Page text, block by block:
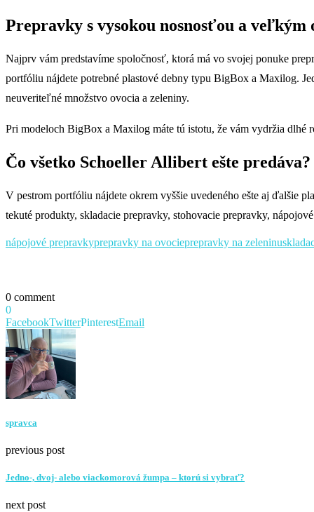
Prepravky s vysokou nosnosťou a veľkým
Najprv vám predstavíme spoločnosť, ktorá má vo svojej ponuke
portfóliu nájdete potrebné plastové debny typu BigBox a Maxilog.
neuveriteľné množstvo ovocia a zeleniny.
Pri modeloch BigBox a Maxilog máte tú istotu, že vám vydržia dlhé
Čo všetko Schoeller Allibert ešte predáva?
V pestrom portfóliu nájdete okrem vyššie uvedeného ešte aj ďalšie
tekuté produkty, skladacie prepravky, stohovacie prepravky,
nápojové prepravkyprepravky na ovocieprepravky na zeleninu
0 comment
0
FacebookTwitterPinterestEmail
spravca
previous post
Jedno-, dvoj- alebo viackomorová žumpa – ktorú si vybrať?
next post